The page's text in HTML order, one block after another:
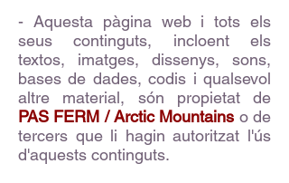
- Aquesta pàgina web i tots els
seus continguts, incloent els
textos, imatges, dissenys, sons,
bases de dades, codis i qualsevol
altre material, són propietat de
PAS FERM / Arctic Mountains o de
tercers que li hagin autoritzat l'ús
d'aquests continguts.